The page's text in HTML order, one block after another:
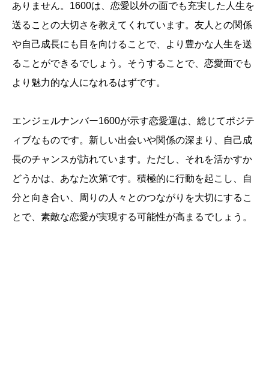
ありません。1600は、恋愛以外の面でも充実した人生を
送ることの大切さを教えてくれています。友人との関係
や自己成長にも目を向けることで、より豊かな人生を送
ることができるでしょう。そうすることで、恋愛面でも
より魅力的な人になれるはずです。
エンジェルナンバー1600が示す恋愛運は、総じてポジテ
ィブなものです。新しい出会いや関係の深まり、自己成
長のチャンスが訪れています。ただし、それを活かすか
どうかは、あなた次第です。積極的に行動を起こし、自
分と向き合い、周りの人々とのつながりを大切にするこ
とで、素敵な恋愛が実現する可能性が高まるでしょう。